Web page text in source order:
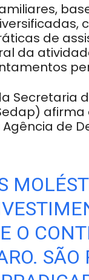
de
da
Secretaria
de
O
SÃO